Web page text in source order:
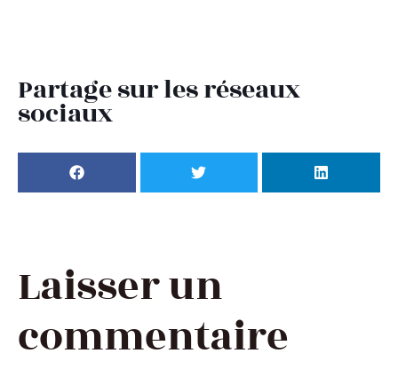
Partage sur les réseaux
sociaux
Laisser un
commentaire